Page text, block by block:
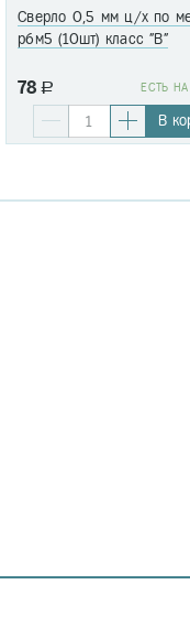
Сверло 0,5 мм ц/х по
р6м5 (10шт) класс "В"
78 a EСТЬ
В